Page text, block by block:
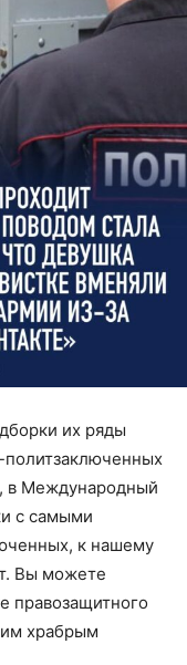
их ряды
в Международный
с самыми
к нашему
Вы можете
правозащитного
храбрым